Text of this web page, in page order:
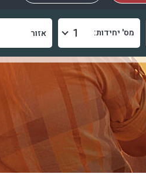
מס' יחידות: